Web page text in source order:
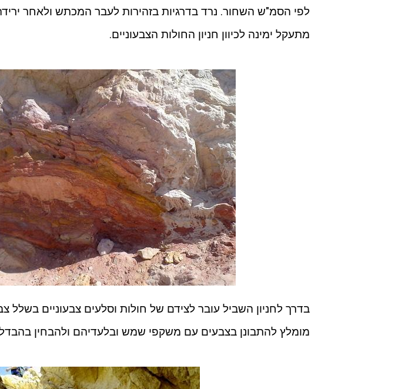
מתעקל ימינה לכיוון חניון החולות הצבעוניים.
בדרך לחניון השביל עובר לצידם של חולות וסלעים צבעוניים בשלל
מומלץ להתבונן בצבעים עם משקפי שמש ובלעדיהם ולהבחין